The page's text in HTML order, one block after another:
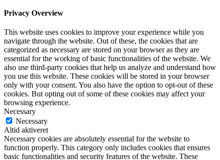
Privacy Overview
This website uses cookies to improve your experience while you
navigate through the website. Out of these, the cookies that are
categorized as necessary are stored on your browser as they are
essential for the working of basic functionalities of the website. We
also use third-party cookies that help us analyze and understand how
you use this website. These cookies will be stored in your browser
only with your consent. You also have the option to opt-out of these
cookies. But opting out of some of these cookies may affect your
browsing experience.
Necessary
Necessary
Altid aktiveret
Necessary cookies are absolutely essential for the website to
function properly. This category only includes cookies that ensures
basic functionalities and security features of the website. These